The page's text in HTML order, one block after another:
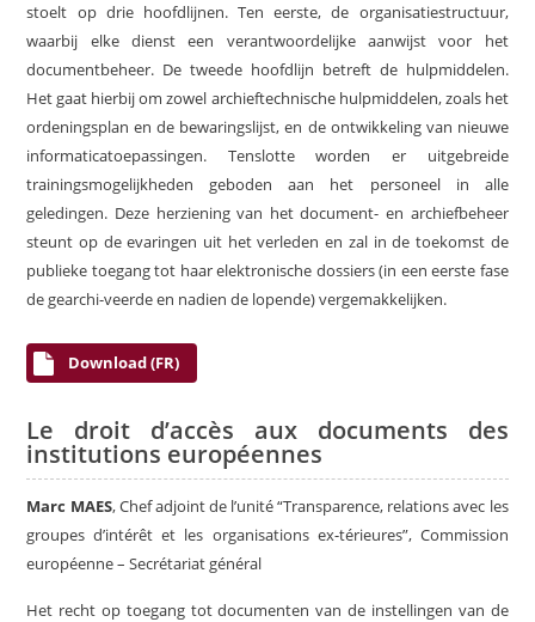
stoelt op drie hoofdlijnen. Ten eerste, de organisatiestructuur,
waarbij elke dienst een verantwoordelijke aanwijst voor het
documentbeheer. De tweede hoofdlijn betreft de hulpmiddelen.
Het gaat hierbij om zowel archieftechnische hulpmiddelen, zoals het
ordeningsplan en de bewaringslijst, en de ontwikkeling van nieuwe
informaticatoepassingen. Tenslotte worden er uitgebreide
trainingsmogelijkheden geboden aan het personeel in alle
geledingen. Deze herziening van het document- en archiefbeheer
steunt op de evaringen uit het verleden en zal in de toekomst de
publieke toegang tot haar elektronische dossiers (in een eerste fase
de gearchi-veerde en nadien de lopende) vergemakkelijken.
Download (FR)
Le droit d’accès aux documents des
institutions européennes
Marc MAES, Chef adjoint de l’unité “Transparence, relations avec les
groupes d’intérêt et les organisations ex-térieures”, Commission
européenne – Secrétariat général
Het recht op toegang tot documenten van de instellingen van de